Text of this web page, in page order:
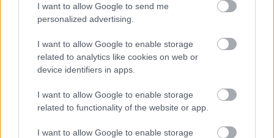
I want to allow Google to send me
personalized advertising.
I want to allow Google to enable storage
related to analytics like cookies on web or
device identifiers in apps.
I want to allow Google to enable storage
related to functionality of the website or app.
I want to allow Google to enable storage